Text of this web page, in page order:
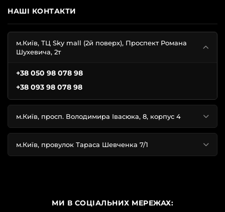
НАШІ КОНТАКТИ
м.Київ, ТЦ Sky mall (2й поверх), Проспект Романа
Шухевича, 2т
+38 050 98 078 98
+38 093 98 078 98
м.Київ, просп. Володимира Івасюка, 8, корпус 4
м.Київ, провулок Тараса Шевченка 7/1
МИ В СОЦІАЛЬНИХ МЕРЕЖАХ: